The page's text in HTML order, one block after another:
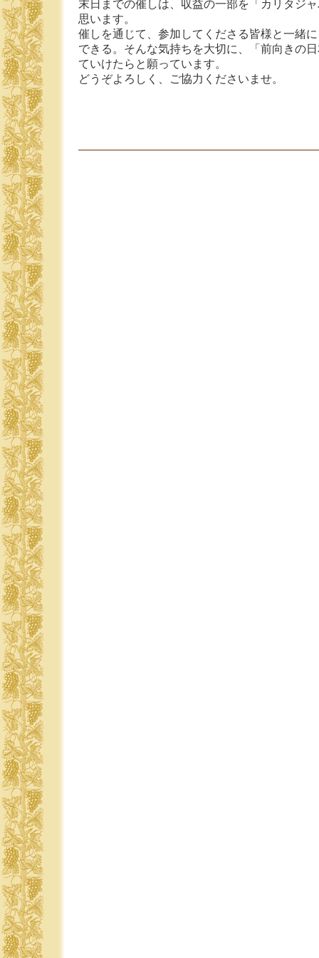
末日までの催しは、収益の一部を「カリタジ
思います。
催しを通じて、参加してくださる皆様と一緒
できる。そんな気持ちを大切に、「前向きの
ていけたらと願っています。
どうぞよろしく、ご協力くださいませ。